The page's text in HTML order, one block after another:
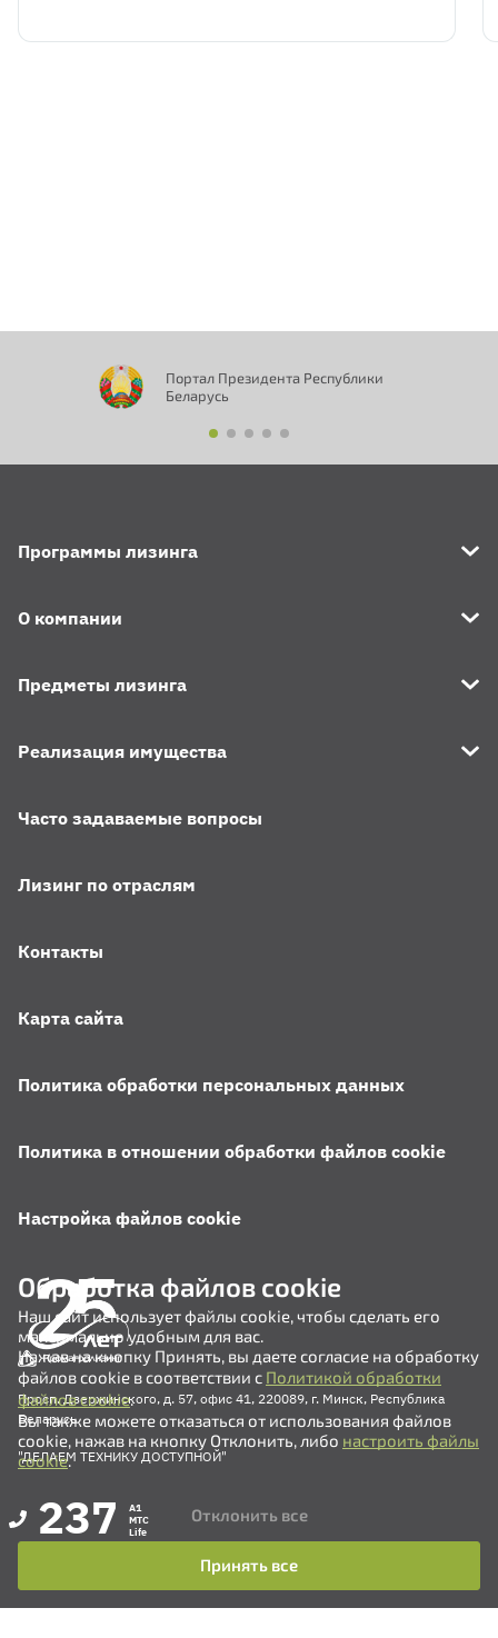
Портал Президента Республики
Беларусь
Просп. Дзержинского, д. 57, офис 41, 220089, г. Минск, Республика
Беларусь
"ДЕЛАЕМ ТЕХНИКУ ДОСТУПНОЙ"
237
A1
MTC
Life
+375 (17) 311-35-80
Программы лизинга
О компании
Предметы лизинга
Реализация имущества
Часто задаваемые вопросы
Лизинг по отраслям
Контакты
Карта сайта
Политика обработки персональных данных
Политика в отношении обработки файлов cookie
Настройка файлов cookie
Обработка файлов cookie
Наш сайт использует файлы cookie, чтобы сделать его
максимально удобным для вас.
Нажав на кнопку Принять, вы даете согласие на обработку
файлов cookie в соответствии с Политикой обработки
файлов cookie.
Вы также можете отказаться от использования файлов
cookie, нажав на кнопку Отклонить, либо настроить файлы
cookie.
Принять все
Отклонить все